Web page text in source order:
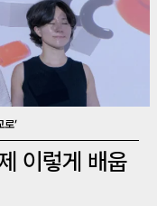
’
이렇게 배웁